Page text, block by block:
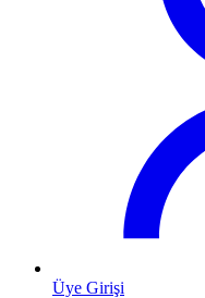
Üye Girişi